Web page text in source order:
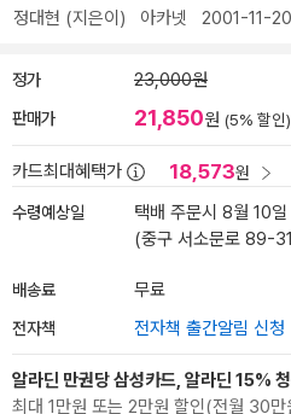
정대현 (지은이) 아카넷 2001-11-20
정가 23,000원
판매가 21,850원 (5% 할인
카드최대혜택가 18,573원
수령예상일
택배 주문시 8월 10
(중구 서소문로 89-
배송료 무료
전자책 전자책 출간알림 신청
알라딘 만권당 삼성카드, 알라딘 15%
최대 1만원 또는 2만원 할인(전월 30